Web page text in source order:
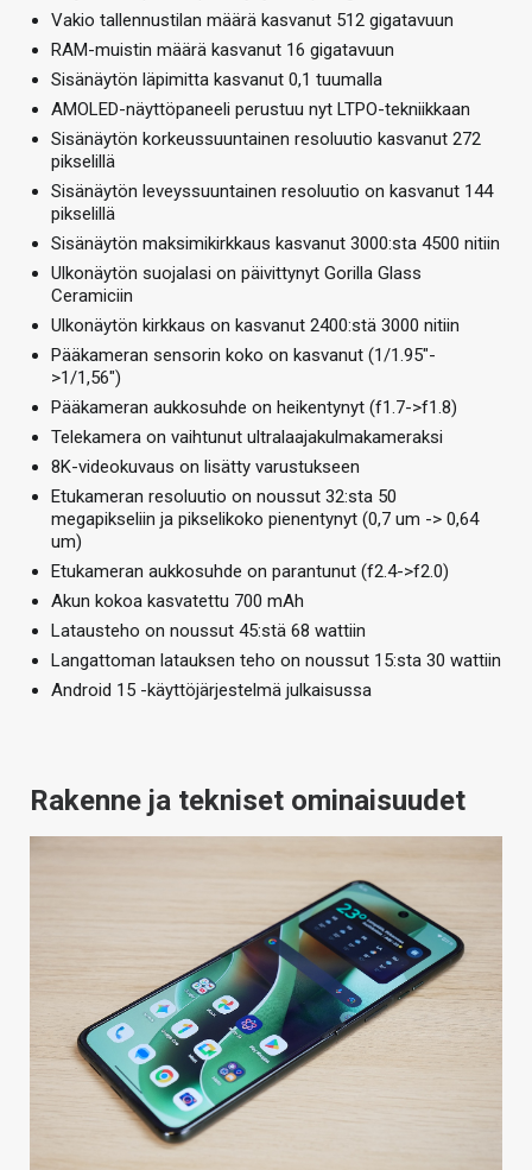
Vakio tallennustilan määrä kasvanut 512 gigatavuun
RAM-muistin määrä kasvanut 16 gigatavuun
Sisänäytön läpimitta kasvanut 0,1 tuumalla
AMOLED-näyttöpaneeli perustuu nyt LTPO-tekniikkaan
Sisänäytön korkeussuuntainen resoluutio kasvanut 272
pikselillä
Sisänäytön leveyssuuntainen resoluutio on kasvanut 144
pikselillä
Sisänäytön maksimikirkkaus kasvanut 3000:sta 4500 nitiin
Ulkonäytön suojalasi on päivittynyt Gorilla Glass
Ceramiciin
Ulkonäytön kirkkaus on kasvanut 2400:stä 3000 nitiin
Pääkameran sensorin koko on kasvanut (1/1.95″-
>1/1,56″)
Pääkameran aukkosuhde on heikentynyt (f1.7->f1.8)
Telekamera on vaihtunut ultralaajakulmakameraksi
8K-videokuvaus on lisätty varustukseen
Etukameran resoluutio on noussut 32:sta 50
megapikseliin ja pikselikoko pienentynyt (0,7 um -> 0,64
um)
Etukameran aukkosuhde on parantunut (f2.4->f2.0)
Akun kokoa kasvatettu 700 mAh
Latausteho on noussut 45:stä 68 wattiin
Langattoman latauksen teho on noussut 15:sta 30 wattiin
Android 15 -käyttöjärjestelmä julkaisussa
Rakenne ja tekniset ominaisuudet